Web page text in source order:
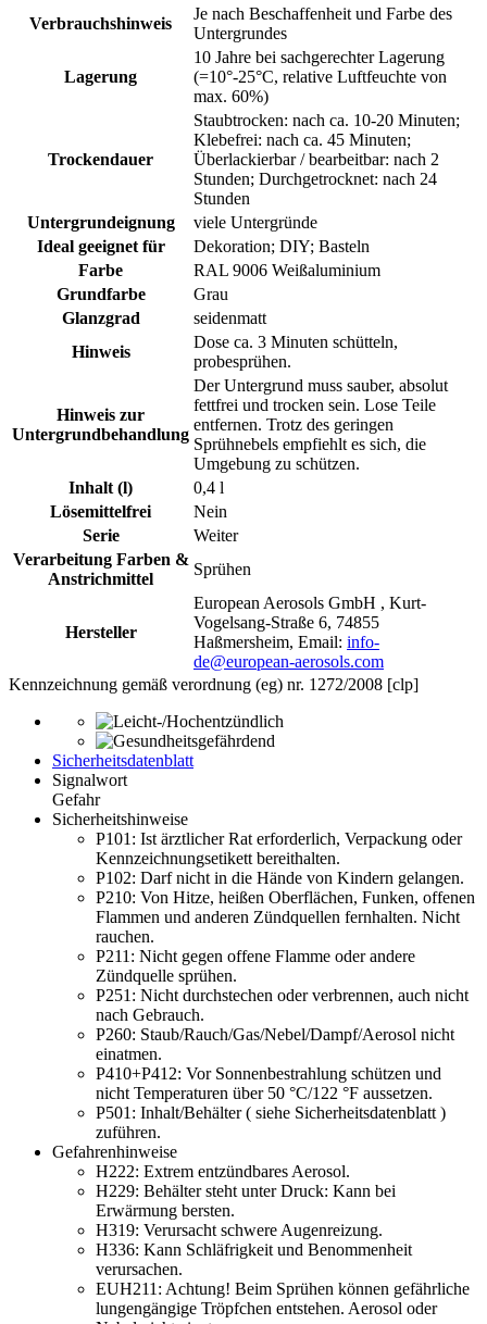
Verbrauchshinweis
Je nach Beschaffenheit und Farbe des
Untergrundes
Lagerung
10 Jahre bei sachgerechter Lagerung
(=10°-25°C, relative Luftfeuchte von
max. 60%)
Trockendauer
Staubtrocken: nach ca. 10-20 Minuten;
Klebefrei: nach ca. 45 Minuten;
Überlackierbar / bearbeitbar: nach 2
Stunden; Durchgetrocknet: nach 24
Stunden
Untergrundeignung
viele Untergründe
Ideal geeignet für
Dekoration; DIY; Basteln
Farbe
RAL 9006 Weißaluminium
Grundfarbe
Grau
Glanzgrad
seidenmatt
Hinweis
Dose ca. 3 Minuten schütteln,
probesprühen.
Hinweis zur
Untergrundbehandlung
Der Untergrund muss sauber, absolut
fettfrei und trocken sein. Lose Teile
entfernen. Trotz des geringen
Sprühnebels empfiehlt es sich, die
Umgebung zu schützen.
Inhalt (l)
0,4 l
Lösemittelfrei
Nein
Serie
Weiter
Verarbeitung Farben &
Anstrichmittel
Sprühen
Hersteller
European Aerosols GmbH , Kurt-
Vogelsang-Straße 6, 74855
Haßmersheim, Email: info-
de@european-aerosols.com
Kennzeichnung gemäß verordnung (eg) nr. 1272/2008 [clp]
Sicherheitsdatenblatt
Signalwort
Gefahr
Sicherheitshinweise
P101: Ist ärztlicher Rat erforderlich, Verpackung oder
Kennzeichnungsetikett bereithalten.
P102: Darf nicht in die Hände von Kindern gelangen.
P210: Von Hitze, heißen Oberflächen, Funken, offenen
Flammen und anderen Zündquellen fernhalten. Nicht
rauchen.
P211: Nicht gegen offene Flamme oder andere
Zündquelle sprühen.
P251: Nicht durchstechen oder verbrennen, auch nicht
nach Gebrauch.
P260: Staub/Rauch/Gas/Nebel/Dampf/Aerosol nicht
einatmen.
P410+P412: Vor Sonnenbestrahlung schützen und
nicht Temperaturen über 50 °C/122 °F aussetzen.
P501: Inhalt/Behälter ( siehe Sicherheitsdatenblatt )
zuführen.
Gefahrenhinweise
H222: Extrem entzündbares Aerosol.
H229: Behälter steht unter Druck: Kann bei
Erwärmung bersten.
H319: Verursacht schwere Augenreizung.
H336: Kann Schläfrigkeit und Benommenheit
verursachen.
EUH211: Achtung! Beim Sprühen können gefährliche
lungengängige Tröpfchen entstehen. Aerosol oder